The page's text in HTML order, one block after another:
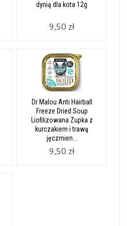
dynią dla kota 12g
9,50 zł
Dr Malou Anti Hairball
Freeze Dried Soup
Liofilizowana Zupka z
kurczakiem i trawą
jęczmien...
9,50 zł